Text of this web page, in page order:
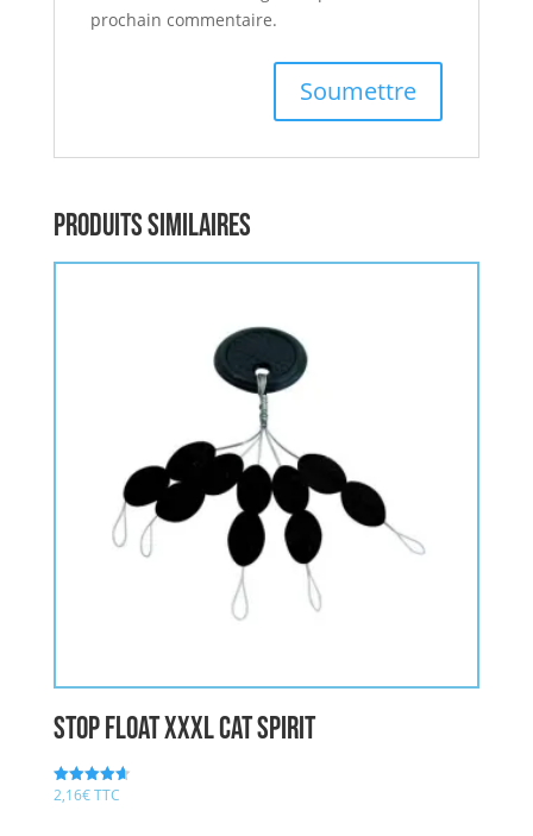
prochain commentaire.
Produits similaires
STOP FLOAT XXXL CAT SPIRIT
Note
2,16€TTC